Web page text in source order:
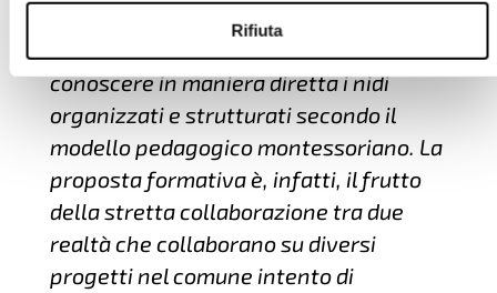
Rifiuta
sull’interazione con i discenti ed una
parte pratica che consente di
conoscere in maniera diretta i nidi
organizzati e strutturati secondo il
modello pedagogico montessoriano. La
proposta formativa è, infatti, il frutto
della stretta collaborazione tra due
realtà che collaborano su diversi
progetti nel comune intento di